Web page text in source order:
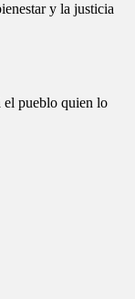
y la justicia
el pueblo quien lo